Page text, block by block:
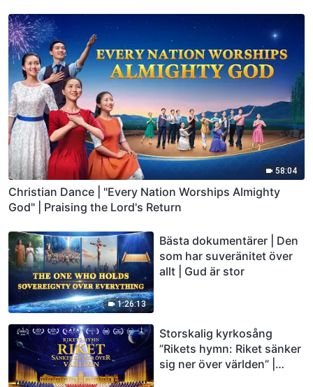
58:04
Christian Dance | "Every Nation Worships Almighty
God" | Praising the Lord's Return
1:26:13
Bästa dokumentärer | Den
som har suveränitet över
allt | Gud är stor
Storskalig kyrkosång
”Rikets hymn: Riket sänker
sig ner över världen” |